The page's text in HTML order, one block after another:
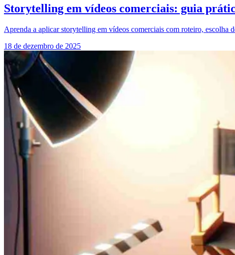
Storytelling em vídeos comerciais: guia
Aprenda a aplicar storytelling em vídeos comerciais com roteiro, escolha
18 de dezembro de 2025